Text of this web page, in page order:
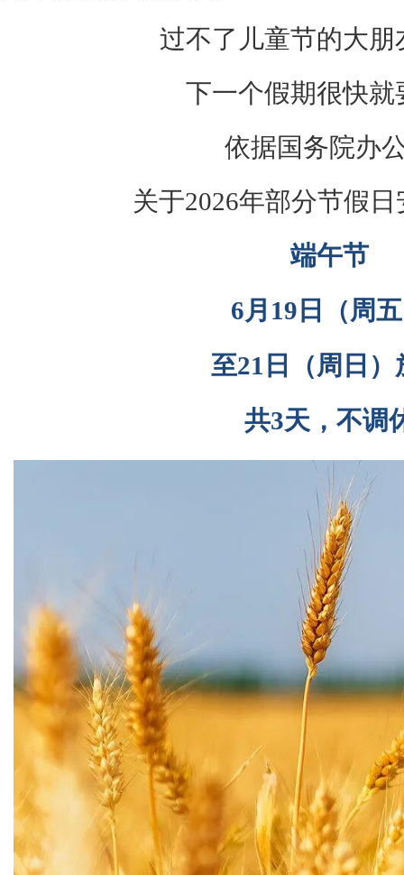
过不了儿童节的大朋
下一个假期很快就
依据国务院办
关于2026年部分节假
端午节
6月19日（周
至21日（周日）
共3天，不调